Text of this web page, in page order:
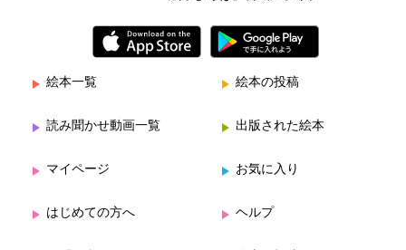
絵本一覧 絵本の投稿
読み聞かせ動画一覧 出版された絵本
マイページ お気に入り
はじめての方へ ヘルプ